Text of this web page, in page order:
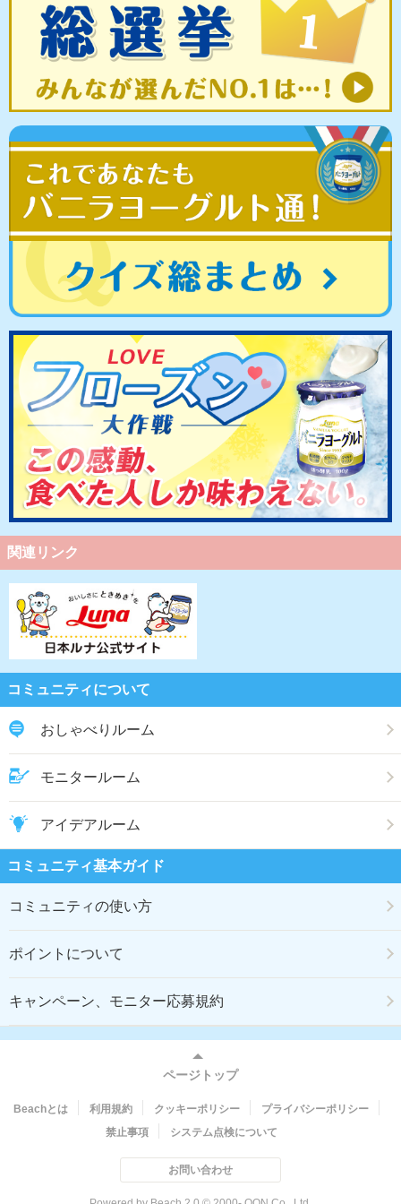
関連リンク
コミュニティについて
おしゃべりルーム
モニタールーム
アイデアルーム
コミュニティ基本ガイド
コミュニティの使い方
ポイントについて
キャンペーン、モニター応募規約
ページトップ
Beachとは 利用規約 クッキーポリシー
プライバシーポリシー
禁止事項
システム点検について
お問い合わせ